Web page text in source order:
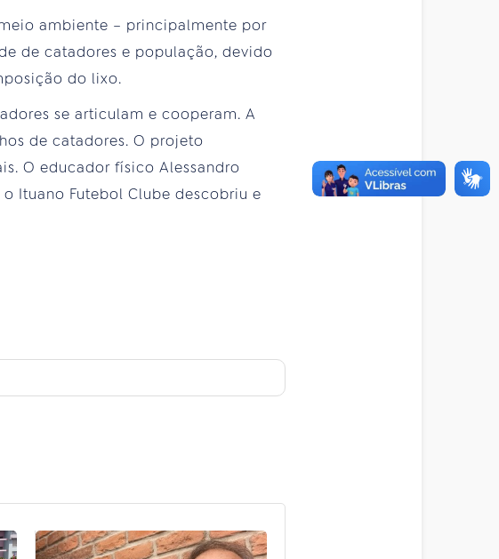
ambiente – principalmente por
de catadores e população, devido
do lixo.
se articulam e cooperam. A
de catadores. O projeto
O educador físico Alessandro
Ituano Futebol Clube descobriu e